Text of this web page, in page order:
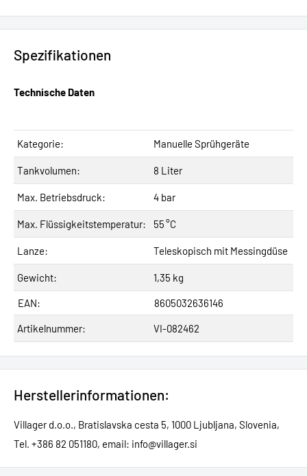
Spezifikationen
Technische Daten
Kategorie: Manuelle Sprühgeräte
Tankvolumen: 8 Liter
Max. Betriebsdruck: 4 bar
Max. Flüssigkeitstemperatur: 55 °C
Lanze: Teleskopisch mit Messingdüse
Gewicht: 1,35 kg
EAN: 8605032636146
Artikelnummer: VI-082462
Herstellerinformationen:
Villager d.o.o., Bratislavska cesta 5, 1000 Ljubljana, Slovenia,
Tel. +386 82 051180, email: info@villager.si